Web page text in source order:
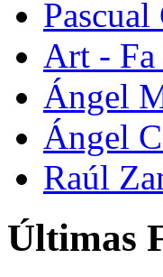
Art - Fa
Ángel
Ángel
Raúl
Últimas